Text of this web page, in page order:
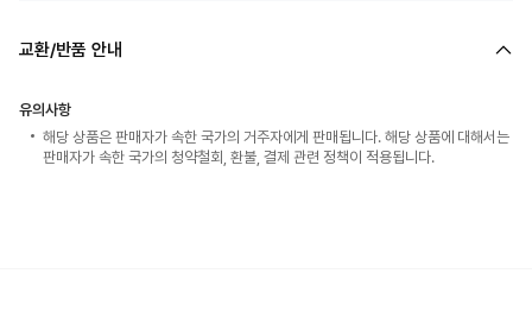
교환/반품 안내
유의사항
해당 상품은 판매자가 속한 국가의 거주자에게 판매됩니다. 해당 상품에 대해서는
판매자가 속한 국가의 청약철회, 환불, 결제 관련 정책이 적용됩니다.